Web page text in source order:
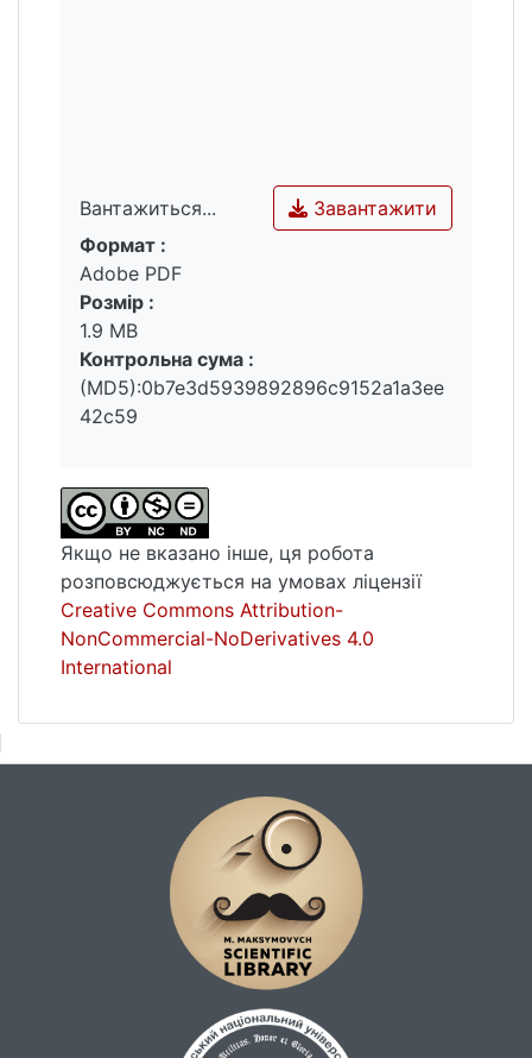
Вантажиться...
Вантажиться...
Завантажити
Формат :
Adobe PDF
Розмір :
1.9 MB
Контрольна сума :
(MD5):0b7e3d5939892896c9152a1a3ee
42c59
Якщо не вказано інше, ця робота
розповсюджується на умовах ліцензії
Creative Commons Attribution-
NonCommercial-NoDerivatives 4.0
International